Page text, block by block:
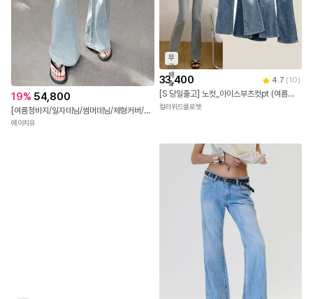
19% 54,800
[여름청바지/일자데님/썸머데님/체형커버/출근룩/데이트룩/일자청바지☁️] 네티 세미 부츠컷 데님팬츠 PT
에이치유
무
료
배
송
33,400 4.7 (10)
[S 당일출고] 노컷_아이스부츠컷pt (여름데님🩵쿨소재,히든밴딩,키작녀,세미부츠컷)
컬러위드클로젯